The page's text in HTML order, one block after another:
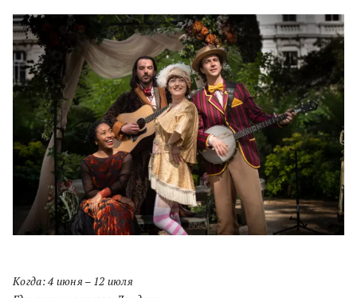
Когда: 4 июня – 12 июля